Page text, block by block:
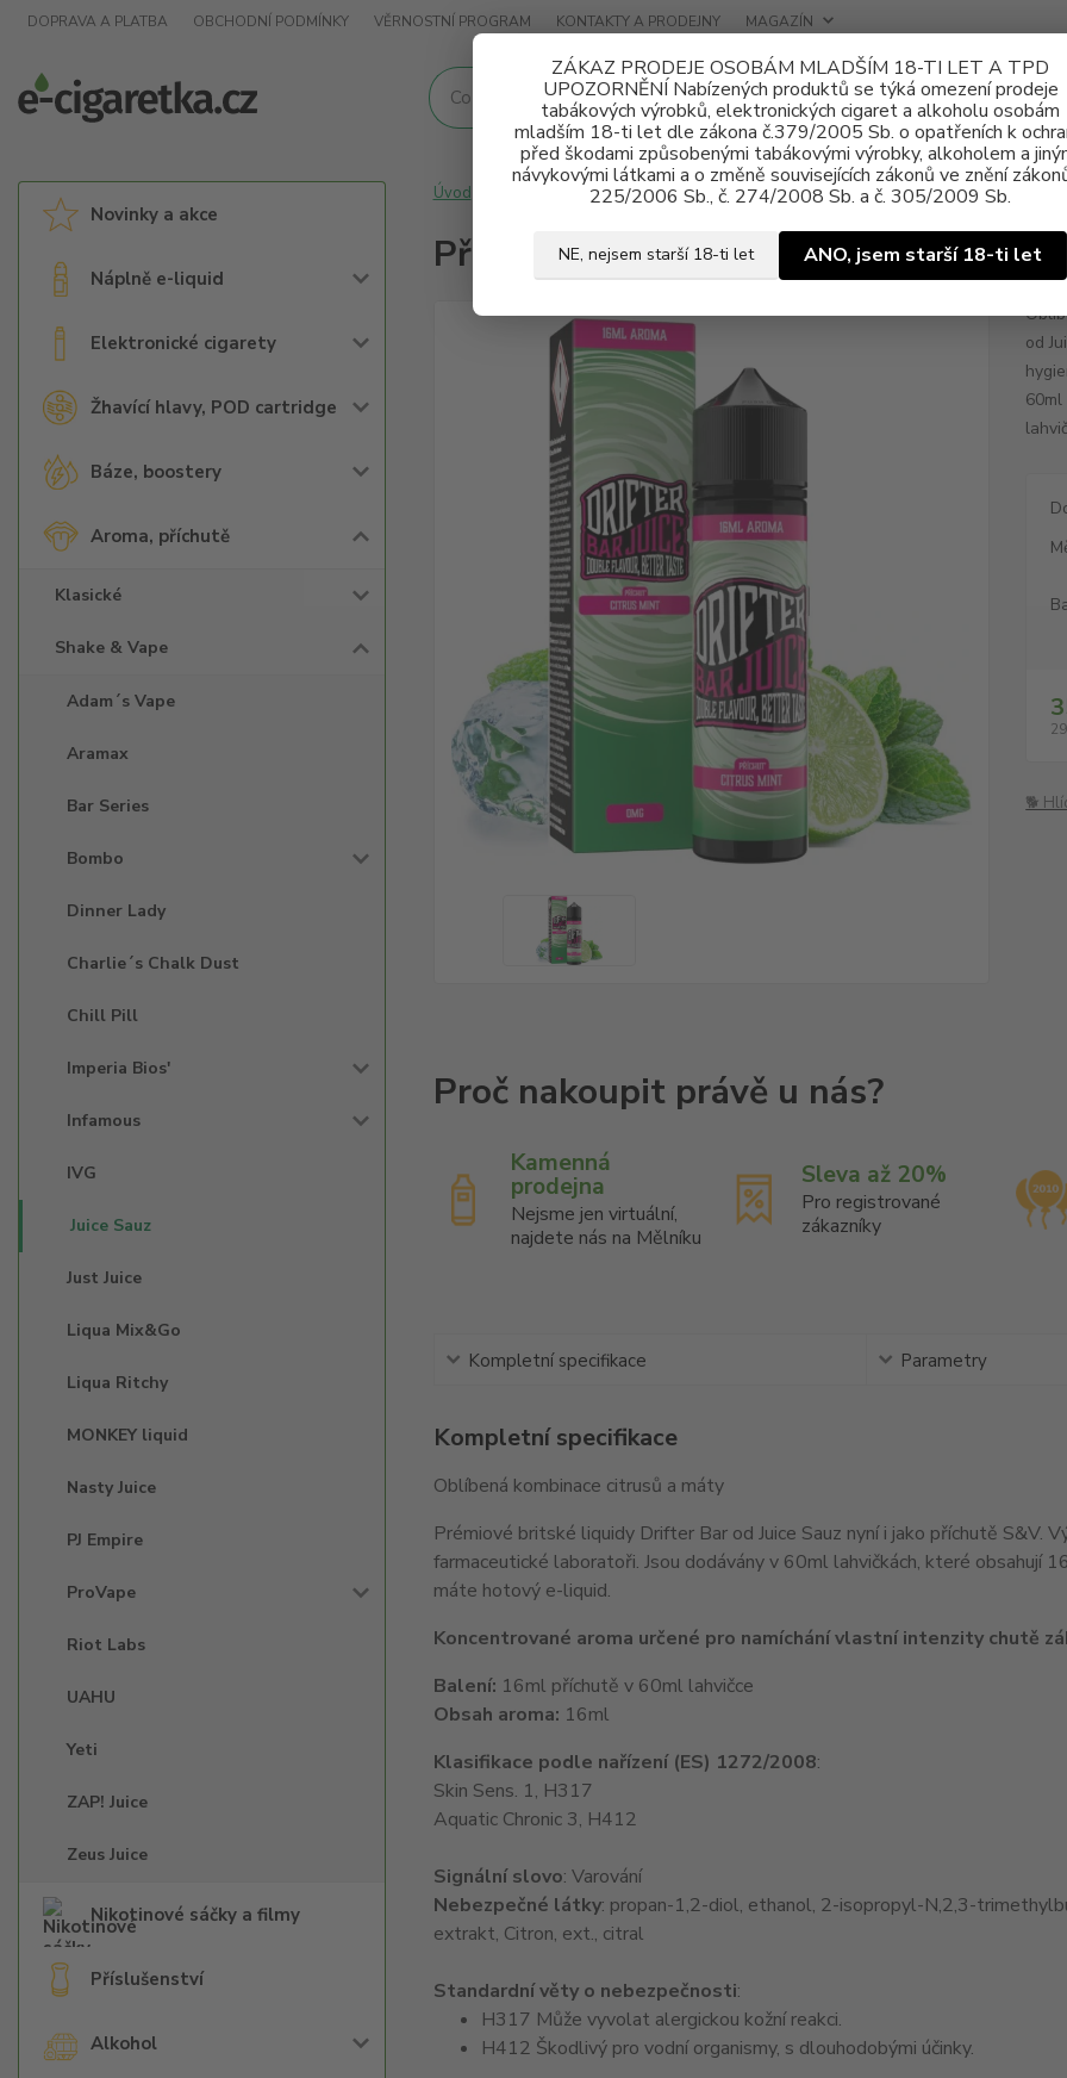
ZÁKAZ PRODEJE OSOBÁM MLADŠÍM 18-TI LET A TPD
UPOZORNĚNÍ Nabízených produktů se týká omezení prodeje
tabákových výrobků, elektronických cigaret a alkoholu osobám
mladším 18-ti let dle zákona č.379/2005 Sb. o opatřeních k
před škodami způsobenými tabákovými výrobky, alkoholem a
návykovými látkami a o změně souvisejících zákonů ve znění
225/2006 Sb., č. 274/2008 Sb. a č. 305/2009 Sb.
NE, nejsem starší 18-ti let ANO, jsem starší 18-ti let
DOPRAVA A PLATBA OBCHODNÍ PODMÍNKY VĚRNOSTNÍ PROGRAM KONTAKTY A PRODEJNY MAGAZÍN
Novinky a akce
Náplně e-liquid
Elektronické cigarety
Žhavící hlavy, POD cartridge
Báze, boostery
Aroma, příchutě
Klasické
Shake & Vape
Adam´s Vape
Aramax
Bar Series
Bombo
Dinner Lady
Charlie´s Chalk Dust
Chill Pill
Imperia Bios'
Infamous
IVG
Juice Sauz
Just Juice
Liqua Mix&Go
Liqua Ritchy
MONKEY liquid
Nasty Juice
PJ Empire
ProVape
Riot Labs
UAHU
Yeti
ZAP! Juice
Zeus Juice
Nikotinové sáčky a filmy
Příslušenství
Alkohol
Úvod Aroma, příchutě Shake & Vape Juice Sauz Příchuť Drifter Bar Juice
Příchuť Drifter Bar Juice S&V 16ml
od
🐕
Kamenná
prodejna
Nejsme jen virtuální,
najdete nás na Mělníku
Sleva až 20%
Pro registrované
zákazníky
Kompletní specifikace Parametry
Kompletní specifikace
Oblíbená kombinace citrusů a máty
Prémiové britské liquidy Drifter Bar od Juice Sauz nyní i jako příchutě S&V.
farmaceutické laboratoři. Jsou dodávány v 60ml lahvičkách, které obsahují
máte hotový e-liquid.
Koncentrované aroma určené pro namíchání vlastní intenzity chutě
Balení: 16ml příchutě v 60ml lahvičce
Obsah aroma: 16ml
Klasifikace podle nařízení (ES) 1272/2008:
Skin Sens. 1, H317
Aquatic Chronic 3, H412
Signální slovo: Varování
Nebezpečné látky: propan-1,2-diol, ethanol, 2-isopropyl-N,2,3-
extrakt, Citron, ext., citral
Standardní věty o nebezpečnosti:
H317 Může vyvolat alergickou kožní reakci.
H412 Škodlivý pro vodní organismy, s dlouhodobými účinky.